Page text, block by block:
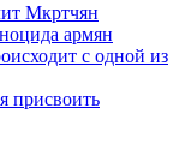
Мкртчян
армян
с одной из
присвоить